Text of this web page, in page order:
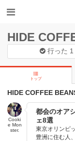
HIDE
行った 1
トップ
HIDE COFFEE
Cooki
e Mon
ster.
都会のオア
ェ8選
東京オリンピ
豊洲に住む人